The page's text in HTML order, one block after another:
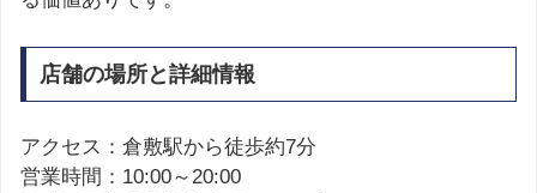
店舗の場所と詳細情報
アクセス：倉敷駅から徒歩約7分
営業時間：10:00～20:00